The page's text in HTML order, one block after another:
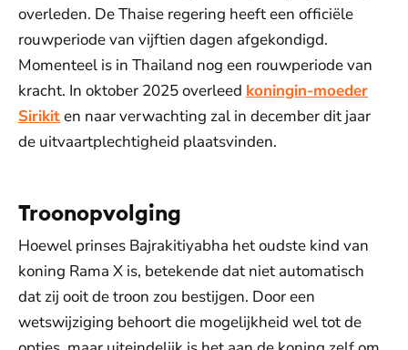
overleden. De Thaise regering heeft een officiële
rouwperiode van vijftien dagen afgekondigd.
Momenteel is in Thailand nog een rouwperiode van
kracht. In oktober 2025 overleed koningin-moeder
Sirikiten naar verwachting zal in december dit jaar
de uitvaartplechtigheid plaatsvinden.
Troonopvolging
Hoewel prinses Bajrakitiyabha het oudste kind van
koning Rama X is, betekende dat niet automatisch
dat zij ooit de troon zou bestijgen. Door een
wetswijziging behoort die mogelijkheid wel tot de